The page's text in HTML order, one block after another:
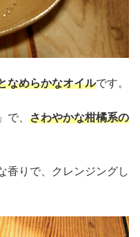
なめらかなオイルです。
で、 さわやかな柑橘系の
香りで、クレンジングし